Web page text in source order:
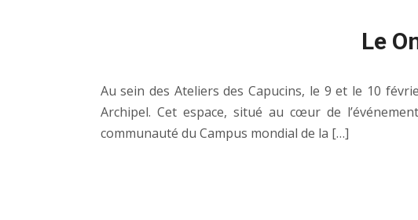
Le
Au sein des Ateliers des Capucins, le 9 et le 10
Archipel. Cet espace, situé au cœur de
communauté du Campus mondial de la […]